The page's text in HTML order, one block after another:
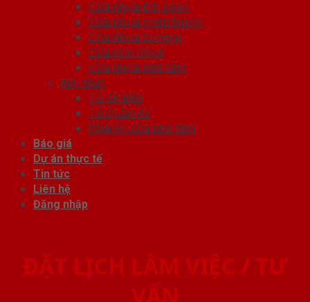
Cửa nhựa Đài Loan
Cửa nhựa ghép thanh
Cửa nhựa Sungyu
Cửa vòm nhựa
Cửa nhựa nhà tắm
Nội thất
Tủ Kệ Bếp
Tủ Quần Áo
Phụ kiện cửa nhà tắm
Báo giá
Dự án thực tế
Tin tức
Liên hệ
Đăng nhập
ĐẶT LỊCH LÀM VIỆC / TƯ
VẤN